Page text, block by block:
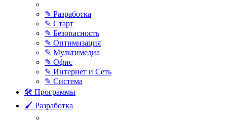
✎ Разработка
✎ Старт
✎ Безопасность
✎ Оптимизация
✎ Мультимедиа
✎ Офис
✎ Интернет и Сеть
✎ Система
🛠 Программы
🖌 Разработка